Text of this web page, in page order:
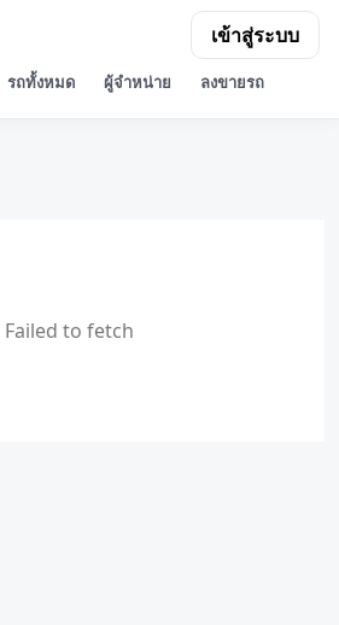
รถทั้งหมด ผู้จำหน่าย ลงขายรถ
เข้าสู่ระบบ
Failed to fetch